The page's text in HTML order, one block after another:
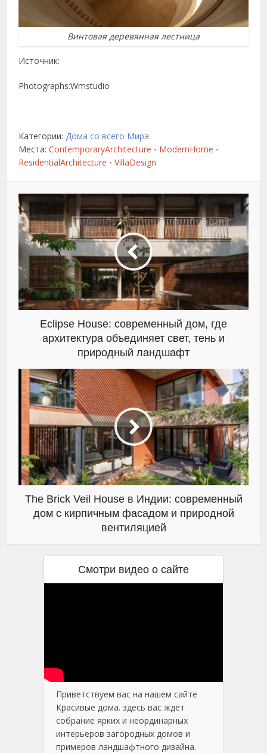
Винтовая деревянная лестница
Источник:
Photographs:Wmstudio
Категории: Дома со всего Мира
Места:ContemporaryArchitecture • ModernHome •
ResidentialArchitecture • VillaDesign
Eclipse House: современный дом, где
архитектура объединяет свет, тень и
природный ландшафт
The Brick Veil House в Индии: современный
дом с кирпичным фасадом и природной
вентиляцией
Смотри видео о сайте
Приветствуем вас на нашем сайте
Красивые дома. здесь вас ждет
собрание ярких и неординарных
интерьеров загородных домов и
примеров ландшафтного дизайна.